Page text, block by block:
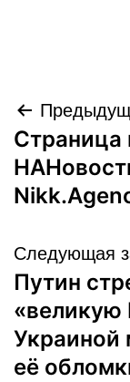
по
Страница
Следующая
Путин
«великую
Украиной
её